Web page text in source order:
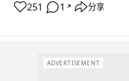
251 1 ↗ 分享
ADVERTISEMENT